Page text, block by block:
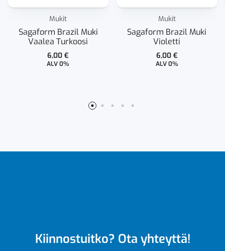
Mukit
Sagaform Brazil Muki
Vaalea Turkoosi
6,00€
ALV 0%
Mukit
Sagaform Brazil Muki
Violetti
6,00 €
ALV 0%
Kiinnostuitko? Ota yhteyttä!